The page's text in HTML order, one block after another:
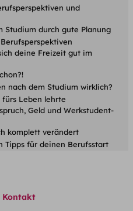
und
Studium durch gute Planung
deine Freizeit gut im
nach dem Studium wirklich?
Leben lehrte
Geld und Werkstudent-
komplett verändert
Tipps für deinen Berufsstart
Kontakt